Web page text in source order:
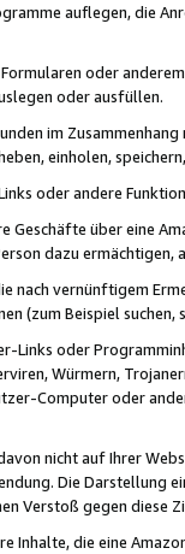
auflegen, die
oder
oder ausfüllen.
im
einholen,
oder andere
Geschäfte über eine
dazu
nach vernünftigem
(zum Beispiel
Links oder
Würmern,
Computer oder
nicht auf Ihrer
Die Darstellung
Verstoß gegen diese
Inhalte, die eine